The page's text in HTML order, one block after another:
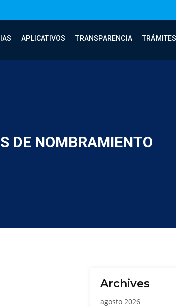
APLICATIVOS TRANSPARENCIA TRÁMITES
DE NOMBRAMIENTO
Archives
agosto 2026